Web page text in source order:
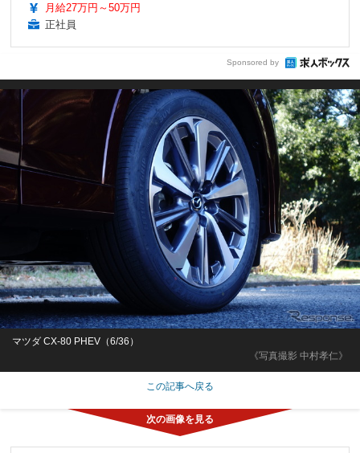
月給27万円～50万円
正社員
Sponsored by
《写真撮影 中村孝仁》
マツダ CX-80 PHEV（6/36）
この記事へ戻る